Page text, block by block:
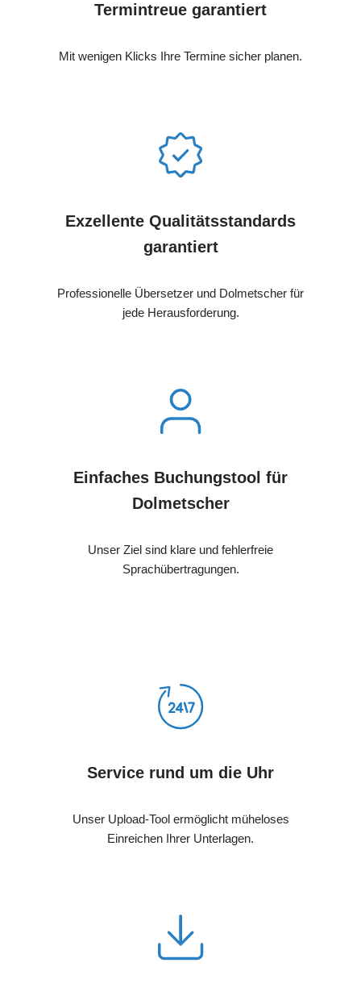
Termintreue garantiert
Mit wenigen Klicks Ihre Termine sicher planen.
Exzellente Qualitätsstandards
garantiert
Professionelle Übersetzer und Dolmetscher für
jede Herausforderung.
Einfaches Buchungstool für
Dolmetscher
Unser Ziel sind klare und fehlerfreie
Sprachübertragungen.
Service rund um die Uhr
Unser Upload-Tool ermöglicht müheloses
Einreichen Ihrer Unterlagen.